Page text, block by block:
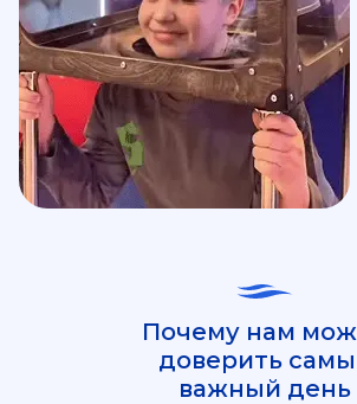
Почему нам
доверить
важный день